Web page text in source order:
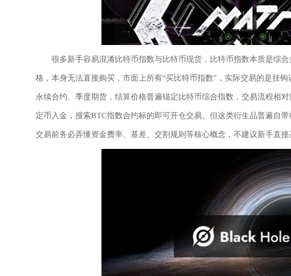
很多新手容易混淆比特币指数与比特币现货，比特币指数本质是综
格，本身无法直接购买，市面上所有“买比特币指数”，实际交易的是挂
永续合约、季度期货，结算价格普遍锚定比特币综合指数，交易流程相
定币入金，搜索BTC指数合约标的即可开仓交易。但这类衍生品普遍自
交易前务必弄懂资金费率、基差、交割规则等核心概念，不建议新手直接